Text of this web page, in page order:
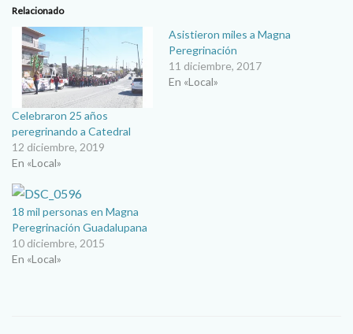
Relacionado
Celebraron 25 años
peregrinando a Catedral
12 diciembre, 2019
En «Local»
Asistieron miles a Magna
Peregrinación
11 diciembre, 2017
En «Local»
18 mil personas en Magna
Peregrinación Guadalupana
10 diciembre, 2015
En «Local»